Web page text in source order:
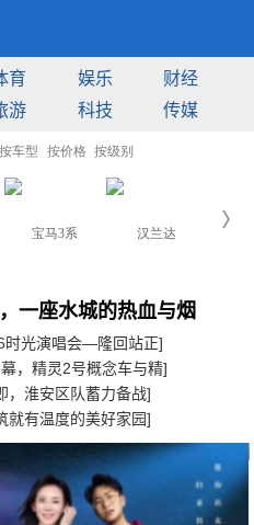
育 娱乐
财经
游 科技 传媒
一座水城的热血与烟
时光演唱会—隆回站正]
，精灵2号概念车与精]
，淮安区队蓄力备战]
就有温度的美好家园]